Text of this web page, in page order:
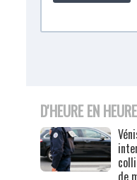
D'HEURE EN HEURE
de